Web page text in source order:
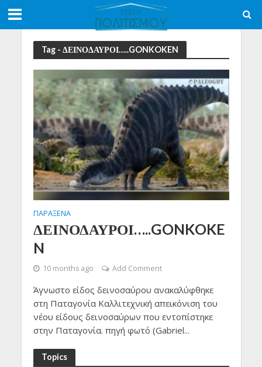
Tag - ΔΕΙΝΟΔΑΥΡΟΙ…..GONKOKEN
ΠΑΡΑΞΕΝΑ
ΔΕΙΝΟΔΑΥΡΟΙ…..GONKOKE
N
10 months ago Add Comment
Άγνωστο είδος δεινοσαύρου ανακαλύφθηκε
στη Παταγονία Καλλιτεχνική απεικόνιση του
νέου είδους δεινοσαύρων που εντοπίστηκε
στην Παταγονία. πηγή φωτό (Gabriel...
Topics